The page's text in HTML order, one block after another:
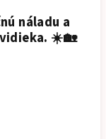
náladu a
☀️🏡